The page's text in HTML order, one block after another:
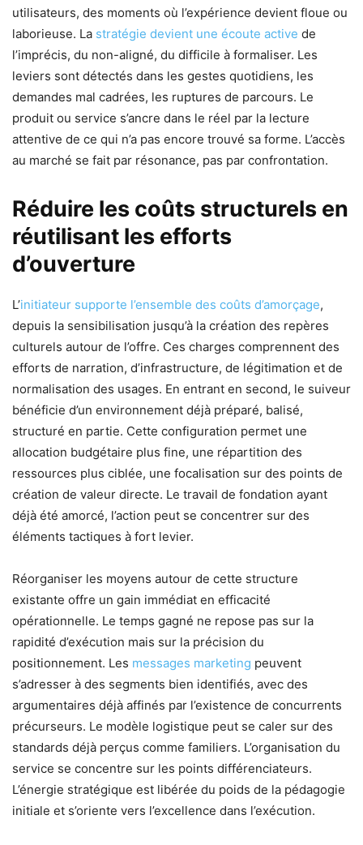
utilisateurs, des moments où l’expérience devient floue ou
laborieuse. La stratégie devient une écoute active de
l’imprécis, du non-aligné, du difficile à formaliser. Les
leviers sont détectés dans les gestes quotidiens, les
demandes mal cadrées, les ruptures de parcours. Le
produit ou service s’ancre dans le réel par la lecture
attentive de ce qui n’a pas encore trouvé sa forme. L’accès
au marché se fait par résonance, pas par confrontation.
Réduire les coûts structurels en
réutilisant les efforts
d’ouverture
L’initiateur supporte l’ensemble des coûts d’amorçage,
depuis la sensibilisation jusqu’à la création des repères
culturels autour de l’offre. Ces charges comprennent des
efforts de narration, d’infrastructure, de légitimation et de
normalisation des usages. En entrant en second, le suiveur
bénéficie d’un environnement déjà préparé, balisé,
structuré en partie. Cette configuration permet une
allocation budgétaire plus fine, une répartition des
ressources plus ciblée, une focalisation sur des points de
création de valeur directe. Le travail de fondation ayant
déjà été amorcé, l’action peut se concentrer sur des
éléments tactiques à fort levier.
Réorganiser les moyens autour de cette structure
existante offre un gain immédiat en efficacité
opérationnelle. Le temps gagné ne repose pas sur la
rapidité d’exécution mais sur la précision du
positionnement. Les messages marketing peuvent
s’adresser à des segments bien identifiés, avec des
argumentaires déjà affinés par l’existence de concurrents
précurseurs. Le modèle logistique peut se caler sur des
standards déjà perçus comme familiers. L’organisation du
service se concentre sur les points différenciateurs.
L’énergie stratégique est libérée du poids de la pédagogie
initiale et s’oriente vers l’excellence dans l’exécution.